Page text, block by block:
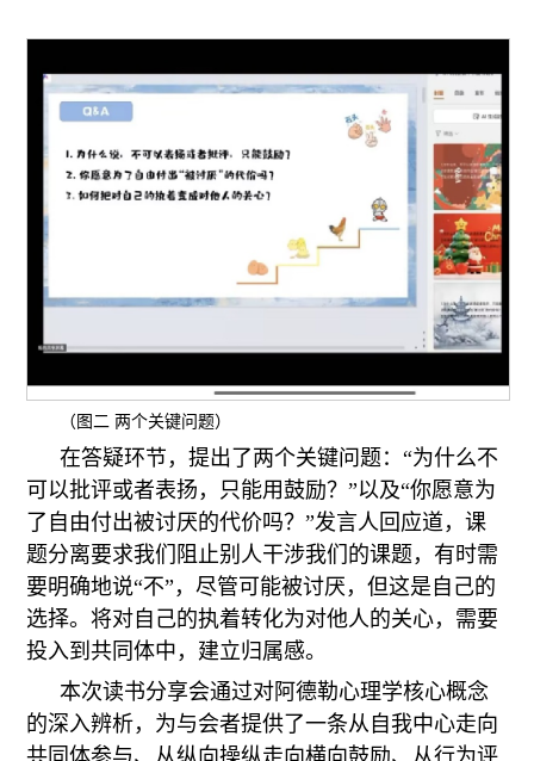
（图二 两个关键问题）
在答疑环节，提出了两个关键问题：“为什么不
可以批评或者表扬，只能用鼓励？”以及“你愿意为
了自由付出被讨厌的代价吗？”发言人回应道，课
题分离要求我们阻止别人干涉我们的课题，有时需
要明确地说“不”，尽管可能被讨厌，但这是自己的
选择。将对自己的执着转化为对他人的关心，需要
投入到共同体中，建立归属感。
本次读书分享会通过对阿德勒心理学核心概念
的深入辨析，为与会者提供了一条从自我中心走向
共同体参与、从纵向操纵走向横向鼓励、从行为评